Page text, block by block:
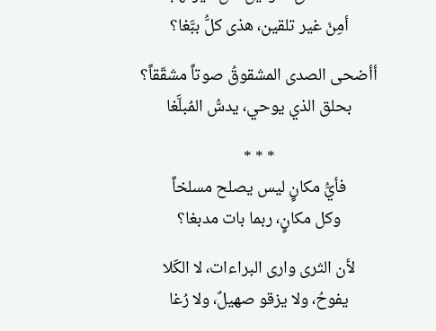
أمِنْ غير تلقين، هذى كلُّ ببَّغا؟
أأضحى الصدى المشقوقُ صوتاً مشقّقاً؟
بحلق الذي يوحي، يدسُّ المُبلَّغا
* * *
فأيُّ مكانٍ ليس يصلح مسلخاً
وكل مكانٍ، ربما بات مدبغا؟
لأن الثرى وارى البراءات، لا الكَلا
يفوحُ، ولا يزقو صهيلٌ، ولا رُغا